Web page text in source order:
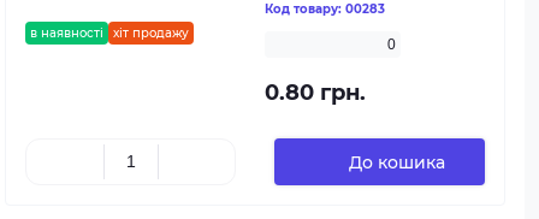
в наявності хіт продажу
Код товару: 00283
0
0.80 грн.
До кошика